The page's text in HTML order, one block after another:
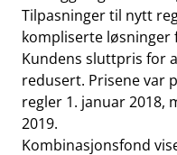
Tilpasninger til nytt
kompliserte løsninger
Kundens sluttpris for
redusert. Prisene var
regler 1. januar 2018,
2019.
Kombinasjonsfond